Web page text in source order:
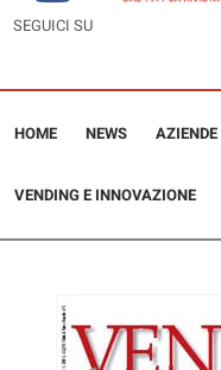
SEGUICI SU
HOME NEWS AZIENDE
VENDING E INNOVAZIONE